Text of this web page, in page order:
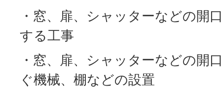
・窓、扉、シャッターなどの開
する工事
・窓、扉、シャッターなどの開
ぐ機械、棚などの設置